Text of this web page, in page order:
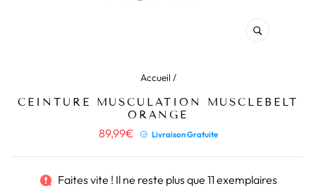
FERMER
(ESC)
Accueil /
CEINTURE MUSCULATION MUSCLEBELT
ORANGE
89,99€ PrixLivraison Gratuite
Faites vite ! Il ne reste plus que 11 exemplaires